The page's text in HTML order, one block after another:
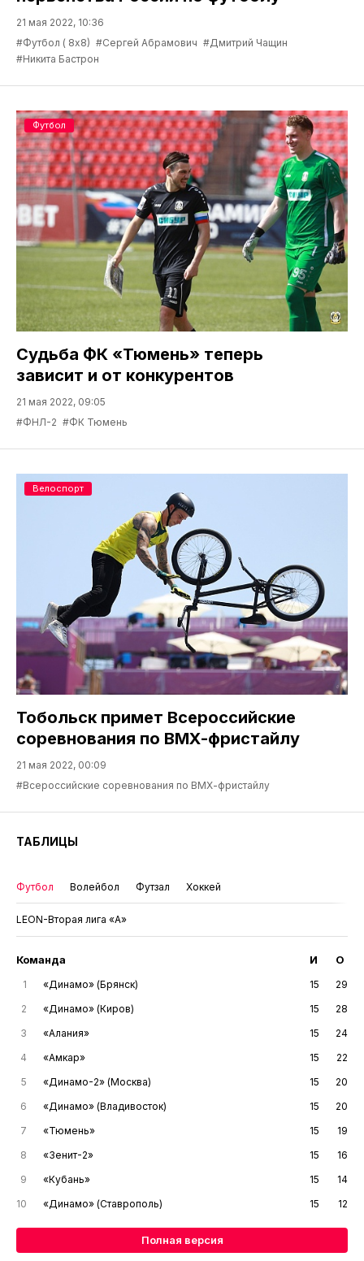
21 мая 2022, 10:36
#Футбол ( 8х8) #Сергей Абрамович #Дмитрий Чащин
#Никита Бастрон
Судьба ФК «Тюмень» теперь
зависит и от конкурентов
21 мая 2022, 09:05
#ФНЛ-2 #ФК Тюмень
Футбол
Тобольск примет Всероссийские
соревнования по ВМХ-фристайлу
21 мая 2022, 00:09
#Всероссийские соревнования по ВМХ-фристайлу
Велоспорт
ТАБЛИЦЫ
Футбол Волейбол Футзал Хоккей
LEON-Вторая лига «А»
Команда И О
1 «Динамо» (Брянск) 15
29
2
«Динамо» (Киров) 15
28
3
«Алания» 15
24
4
«Амкар» 15
22
5
«Динамо-2» (Москва) 15
20
6
«Динамо» (Владивосток) 15
20
7
«Тюмень» 15
19
8
«Зенит-2» 15
16
9
«Кубань» 15
14
10
«Динамо» (Ставрополь) 15 12
Полная версия